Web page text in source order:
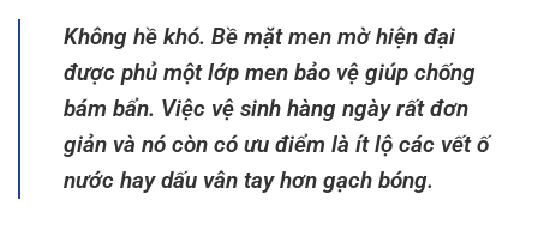
Không hề khó. Bề mặt men mờ hiện đại
được phủ một lớp men bảo vệ giúp chống
bám bẩn. Việc vệ sinh hàng ngày rất đơn
giản và nó còn có ưu điểm là ít lộ các vết ố
nước hay dấu vân tay hơn gạch bóng.